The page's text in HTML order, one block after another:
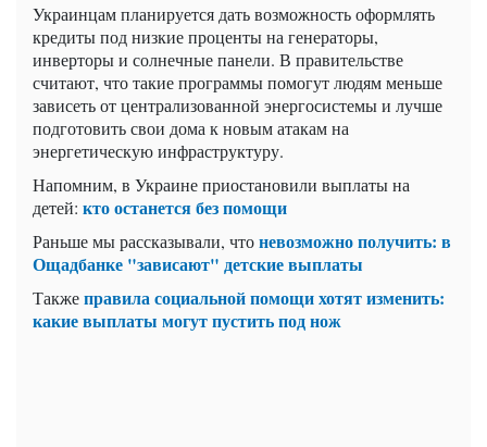
Украинцам планируется дать возможность оформлять
кредиты под низкие проценты на генераторы,
инверторы и солнечные панели. В правительстве
считают, что такие программы помогут людям меньше
зависеть от централизованной энергосистемы и лучше
подготовить свои дома к новым атакам на
энергетическую инфраструктуру.
Напомним, в Украине приостановили выплаты на
детей: кто останется без помощи
Раньше мы рассказывали, чтоневозможно получить: в
Ощадбанке "зависают" детские выплаты
Такжеправила социальной помощи хотят изменить:
какие выплаты могут пустить под нож